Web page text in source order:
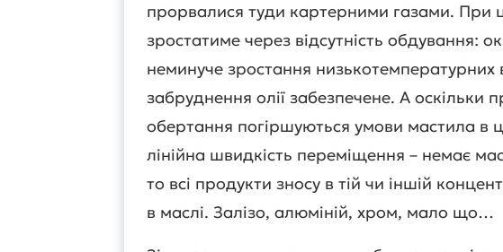
прорвалися туди картерними газами. При
зростатиме через відсутність обдування:
неминуче зростання
забруднення олії забезпечене. А оскільки
обертання погіршуються умови мастила в
лінійна швидкість переміщення – немає
то всі продукти зносу в тій чи іншій
в маслі. Залізо, алюміній, хром, мало що…